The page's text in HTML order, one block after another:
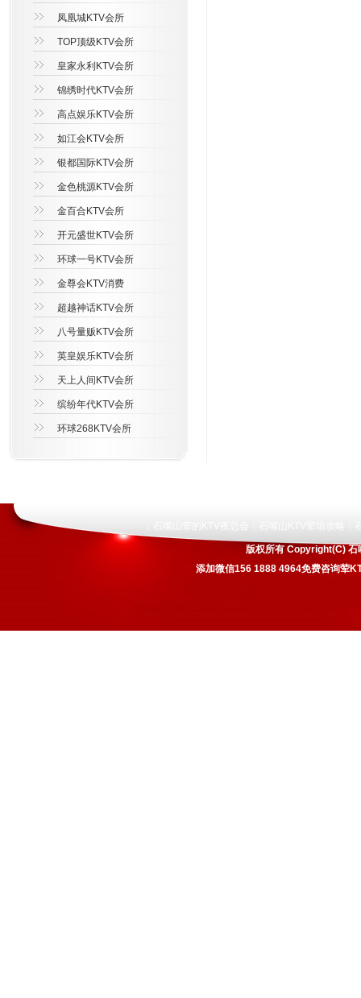
凤凰城KTV会所
TOP顶级KTV会所
皇家永利KTV会所
锦绣时代KTV会所
高点娱乐KTV会所
如江会KTV会所
银都国际KTV会所
金色桃源KTV会所
金百合KTV会所
开元盛世KTV会所
环球一号KTV会所
金尊会KTV消费
超越神话KTV会所
八号量贩KTV会所
英皇娱乐KTV会所
天上人间KTV会所
缤纷年代KTV会所
环球268KTV会所
版权所有 Copyright(C) 石
添加微信156 1888 4964免费咨询荤